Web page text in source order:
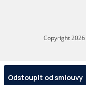
Copyright 2026
Odstoupit od smlouvy